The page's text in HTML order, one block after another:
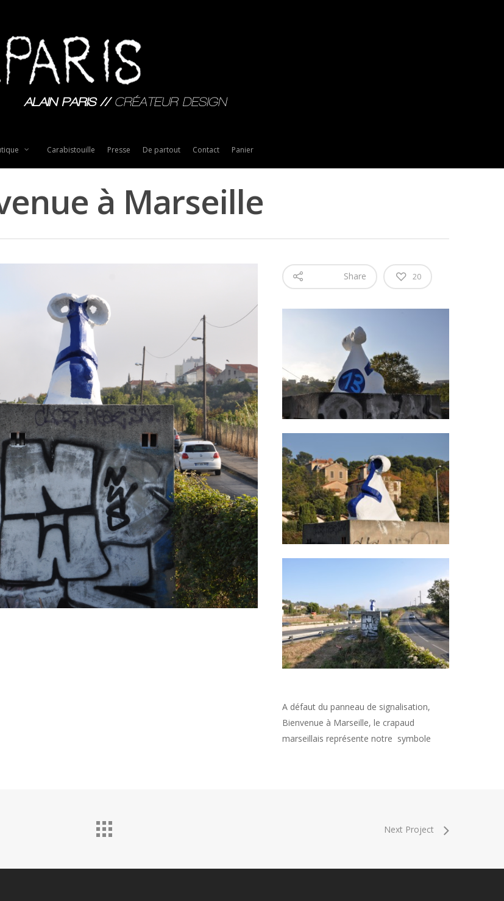
Carabistouille Presse De partout Contact Panier
à Marseille
Share 20
A défaut du panneau de signalisation,
Bienvenue à Marseille, le crapaud
marseillais représente notre symbole
Next Project